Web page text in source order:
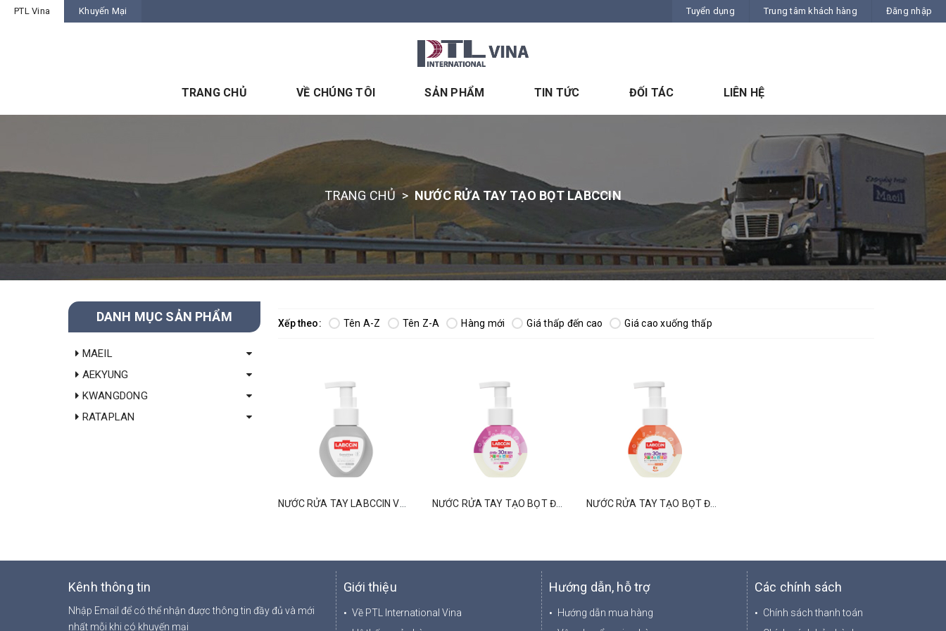
PTL Vina Khuyến Mại Tuyển dụng Trung tâm khách hàng Đăng nhập
TRANG CHỦ VỀ CHÚNG TÔI SẢN PHẨM TIN TỨC ĐỐI TÁC LIÊN HỆ
TRANG CHỦ > NƯỚC RỬA TAY TẠO BỌT LABCCIN
Xếp theo: Tên A-Z Tên Z-A Hàng mới Giá thấp đến cao Giá cao xuống thấp
NƯỚC RỬA TAY TẠO BỌT ĐỔI MÀU LABCCIN V3 HƯƠNG BERRY 250ML
DANH MỤC SẢN PHẨM
MAEIL
AEKYUNG
KWANGDONG
RATAPLAN
Kênh thông tin
Nhập Email để có thể nhận được thông tin đầy đủ và mới
nhất mỗi khi có khuyến mại
Giới thiệu
Về PTL International Vina
Hướng dẫn, hỗ trợ
Hướng dẫn mua hàng
Các chính sách
Chính sách thanh toán